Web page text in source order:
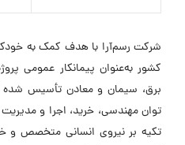
شرکت رسم‌آرا با هدف کمک به
کشور به‌عنوان پیمانکار عمومی
برق، سیمان و معادن تأسیس شده
توان مهندسی، خرید، اجرا و مدیریت
تکیه بر نیروی انسانی متخصص و